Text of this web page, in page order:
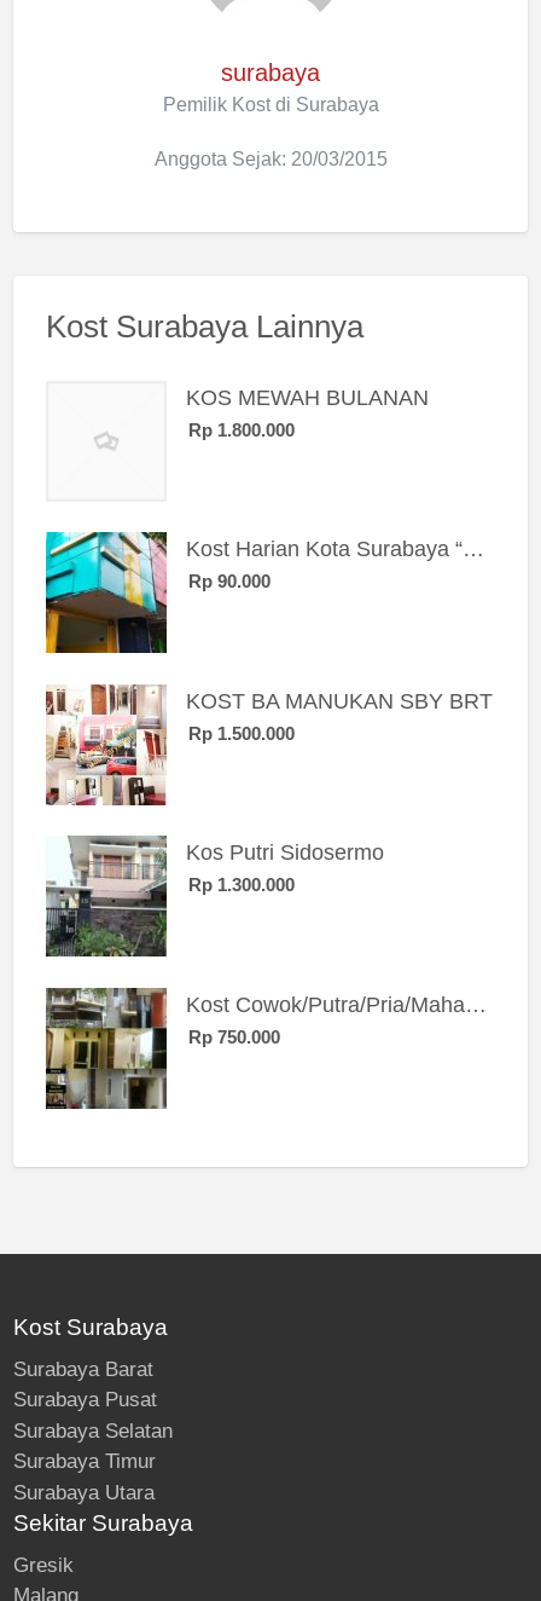
surabaya
Pemilik Kost di Surabaya
Anggota Sejak: 20/03/2015
Kost Surabaya Lainnya
KOS MEWAH BULANAN
Rp 1.800.000
Kost Harian Kota Surabaya “Sierra Kost”
Rp 90.000
KOST BA MANUKAN SBY BRT
Rp 1.500.000
Kos Putri Sidosermo
Rp 1.300.000
Kost Cowok/Putra/Pria/Mahasiswa/Karyawan SIngle eksklusif bangunan baru
Rp 750.000
Kost Surabaya
Surabaya Barat
Surabaya Pusat
Surabaya Selatan
Surabaya Timur
Surabaya Utara
Sekitar Surabaya
Gresik
Malang